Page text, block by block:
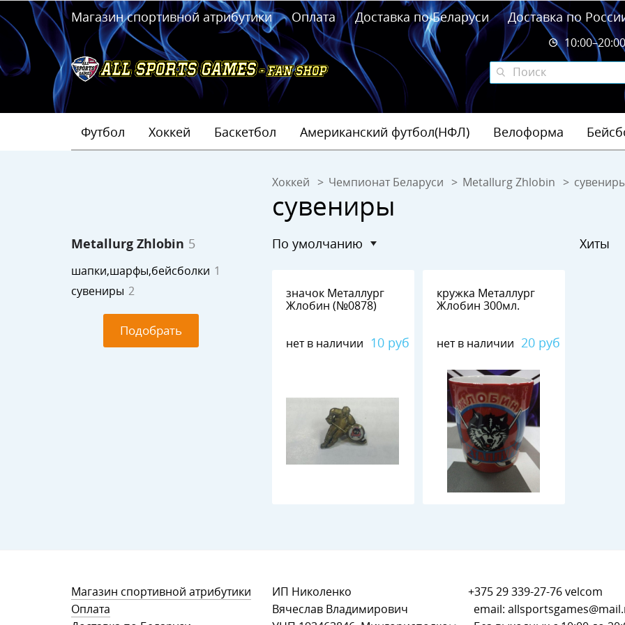
Магазин спортивной атрибутики Оплата Доставка по Беларуси Доставка по
Футбол Хоккей Баскетбол Американский футбол(НФЛ) Велоформа
Хоккей Чемпионат Беларуси Metallurg Zhlobin
сувениры
Metallurg Zhlobin 5
шапки,шарфы,бейсболки 1
сувениры 2
Хиты
по умолчанию
Подобрать
значок Металлург
Жлобин (№0878)
нет в наличии 10 руб
кружка Металлург
Жлобин 300мл.
нет в наличии 20 руб
Магазин спортивной атрибутики
Оплата
ИП Николенко
Вячеслав Владимирович
+375 29 339-27-76velcom
email: